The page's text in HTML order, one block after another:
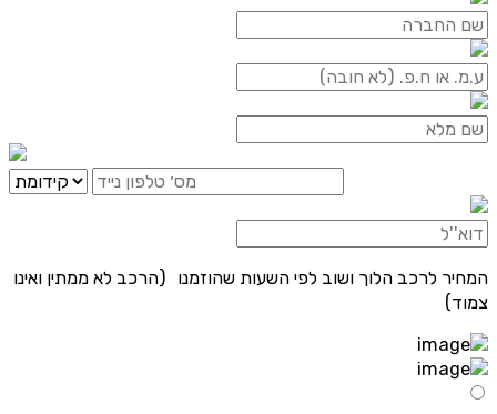
המחיר לרכב הלוך ושוב לפי השעות שהוזמנו (הרכב לא ממתין ואינו
צמוד)